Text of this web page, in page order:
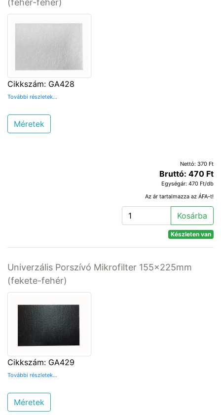
Cikkszám: GA428
További részletek...
Méretek
Nettó: 370 Ft
Bruttó: 470 Ft
Egységár: 470 Ft/db
Az ár tartalmazza az ÁFA-t!
Kosárba
Készleten van
Univerzális Porszívó Mikrofilter 155x225mm
(fekete-fehér)
Cikkszám: GA429
További részletek...
Méretek